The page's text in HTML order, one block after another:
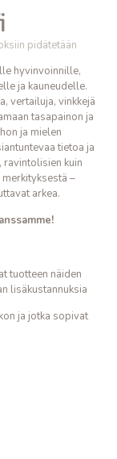
pidätetään
hyvinvoinnille,
ja kauneudelle.
vertailuja, vinkkejä
tasapainon ja
ja mielen
tietoa ja
ravintolisien kuin
–
arkea.
tuotteen näiden
lisäkustannuksia
ja jotka sopivat